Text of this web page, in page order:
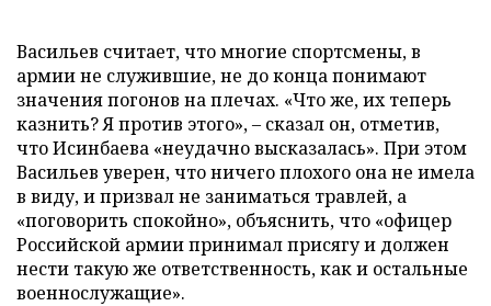
Васильев считает, что многие спортсмены, в
армии не служившие, не до конца понимают
значения погонов на плечах. «Что же, их теперь
казнить? Я против этого», – сказал он, отметив,
что Исинбаева «неудачно высказалась». При этом
Васильев уверен, что ничего плохого она не имела
в виду, и призвал не заниматься травлей, а
«поговорить спокойно», объяснить, что «офицер
Российской армии принимал присягу и должен
нести такую же ответственность, как и остальные
военнослужащие».